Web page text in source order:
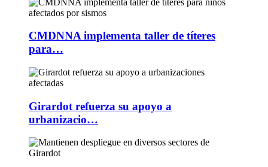
CMDNNA implementa taller de títeres
para…
Girardot refuerza su apoyo a
urbanizacio…